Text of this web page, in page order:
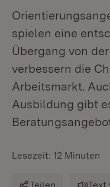
spielen eine
Übergang von
verbessern die
Arbeitsmarkt.
Ausbildung gibt
Lesezeit: 12 Minuten